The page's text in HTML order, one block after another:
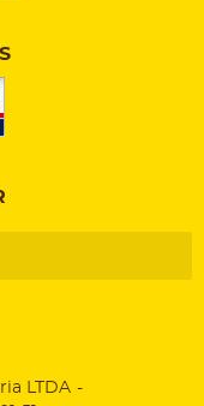
LTDA